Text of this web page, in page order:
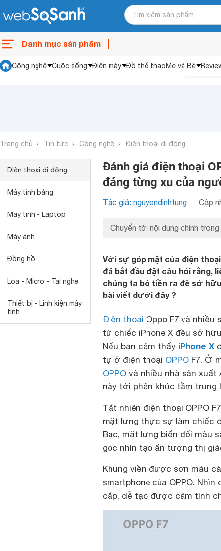
Danh mục sản phẩm
Công nghệ Cuộc sống Điện máy Đồ thể thaoMẹ và Bé
Trang chủ Tin tức Công nghệ Điện thoại di động
Điện thoại di động
Máy tính bảng
Máy tính - Laptop
Máy ảnh
Đồng hồ
Loa - Micro - Tai nghe
Thiết bị - Linh kiện máy
tính
Đánh giá điện thoại
đáng từng xu của
Tác giả: nguyendinhtung Cập
Chuyển tới nội dung chính trong
Với sự góp mặt của điện
đã bắt đầu đặt câu hỏi rằng,
chúng ta bỏ tiền ra để sở
bài viết dưới đây ?
Điện thoại Oppo F7 và nhiều
từ chiếc iPhone X đều sở
Nếu bạn cảm thấy iPhone X
tự ở điện thoại OPPO F7. Ở
OPPO và nhiều nhà sản
này tới phân khúc tầm trung
Tất nhiên điện thoại OPPO
mặt lưng thực sự làm chiếc
Bạc, mặt lưng biến đổi màu
góc nhìn tạo ấn tượng thị
Khung viền được sơn màu
smartphone của OPPO.
cấp, dễ tạo được cảm tình